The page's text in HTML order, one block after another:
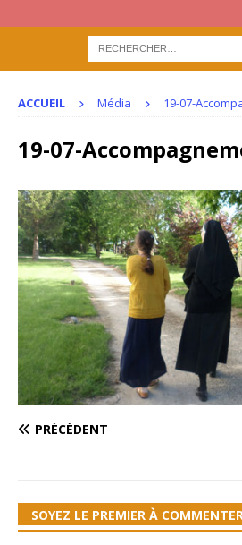
ACCUEIL Média 19-07-
19-07-
PRÉCÉDENT
SOYEZ LE PREMIER À